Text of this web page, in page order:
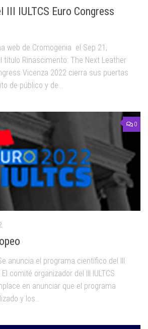
III IULTCS Euro Congress
web de Cromogenia el Sep 21,
título Rinascimento: The Next Leather
Vicenza 2022 cierra sus puertas
de público y de...
0
anuncia el programa científico del III
El comité organizador del III IULTCS
en anunciar que el programa
y los...